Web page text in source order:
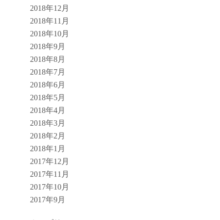
2018年12月
2018年11月
2018年10月
2018年9月
2018年8月
2018年7月
2018年6月
2018年5月
2018年4月
2018年3月
2018年2月
2018年1月
2017年12月
2017年11月
2017年10月
2017年9月